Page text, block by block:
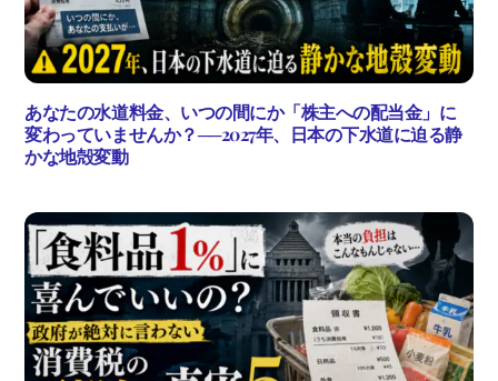
あなたの水道料金、いつの間にか「株主への配当金」に
変わっていませんか？──2027年、日本の下水道に迫る静
かな地殻変動